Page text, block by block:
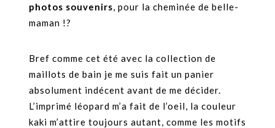
photos souvenirs, pour la cheminée de belle-
maman !?
Bref comme cet été avec la collection de
maillots de bain je me suis fait un panier
absolument indécent avant de me décider.
L’imprimé léopard m’a fait de l’oeil, la couleur
kaki m’attire toujours autant, comme les motifs